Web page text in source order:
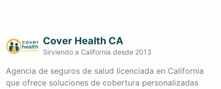
Cover Health CA
Sirviendo a California desde 2013
Agencia de seguros de salud licenciada en California
que ofrece soluciones de cobertura personalizadas